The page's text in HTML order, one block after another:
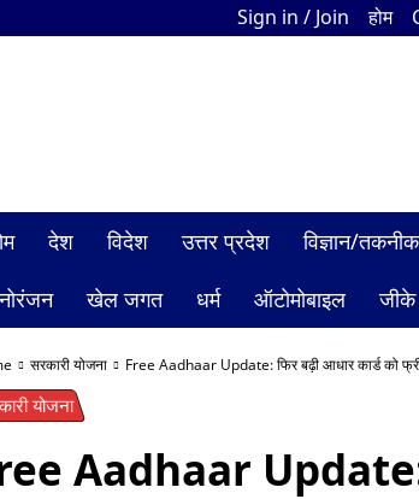
Sign in / Join होम
देश विदेश उत्तर प्रदेश विज्ञान/तकनीक
खेल जगत धर्म ऑटोमोबाइल जीके
सरकारी योजना Free Aadhaar Update: फिर बढ़ी आधार कार्ड को
योजना
Aadhaar Update: